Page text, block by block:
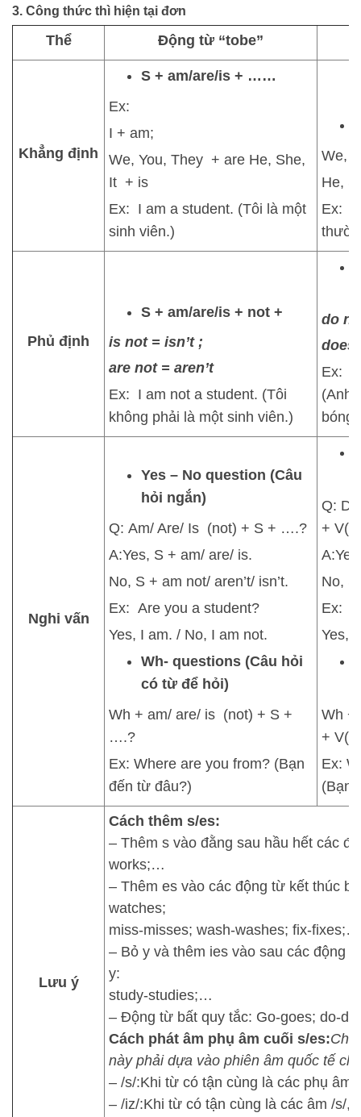
3. Công thức thì hiện tại đơn
Thể Động từ “tobe”
Khẳng định
S + am/are/is + ……
Ex:
I + am;
We, You, They + are He, She,
It + is
Ex: I am a student. (Tôi là một
sinh viên.)
We,
He,
Ex:
Phủ định
S + am/are/is + not +
is not = isn’t ;
are not = aren’t
Ex: I am not a student. (Tôi
không phải là một sinh viên.)
do
does
Ex:
(Anh
bóng
Nghi vấn
Yes – No question (Câu
hỏi ngắn)
Q: Am/ Are/ Is (not) + S + ….?
A:Yes, S + am/ are/ is.
No, S + am not/ aren’t/ isn’t.
Ex: Are you a student?
Yes, I am. / No, I am not.
Wh- questions (Câu hỏi
có từ để hỏi)
Wh + am/ are/ is (not) + S +
….?
Ex: Where are you from? (Bạn
đến từ đâu?)
Q:
+
No, S
Ex:
Yes,
Wh +
+
Ex:
(Bạn
Lưu ý
Cách thêm s/es:
– Thêm s vào đằng sau hầu hết các
works;…
– Thêm es vào các động từ kết thúc
watches;
miss-misses; wash-washes; fix-fixes;…
– Bỏ y và thêm ies vào sau các động
y:
study-studies;…
– Động từ bất quy tắc: Go-goes; do-
Cách phát âm phụ âm cuối s/es:Chú
này phải dựa vào phiên âm quốc tế
– /s/:Khi từ có tận cùng là các phụ âm
– /iz/:Khi từ có tận cùng là các âm /s/,